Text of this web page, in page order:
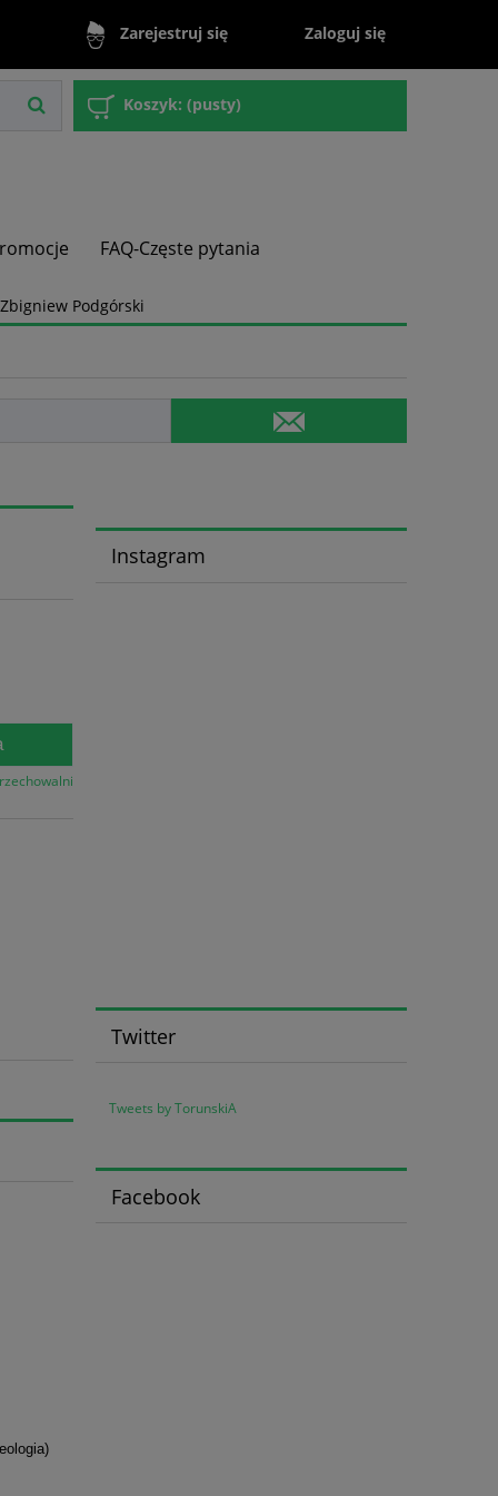
Zarejestruj się Zaloguj się
Koszyk: (pusty)
FAQ-Częste pytania
Podgórski
Instagram
Twitter
Tweets by TorunskiA
Facebook